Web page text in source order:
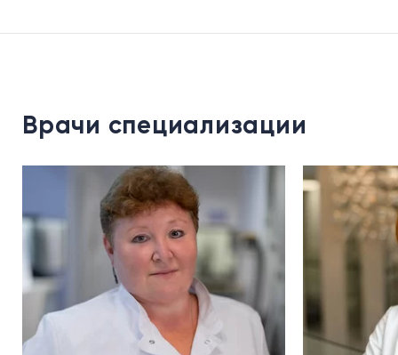
Врачи специализации